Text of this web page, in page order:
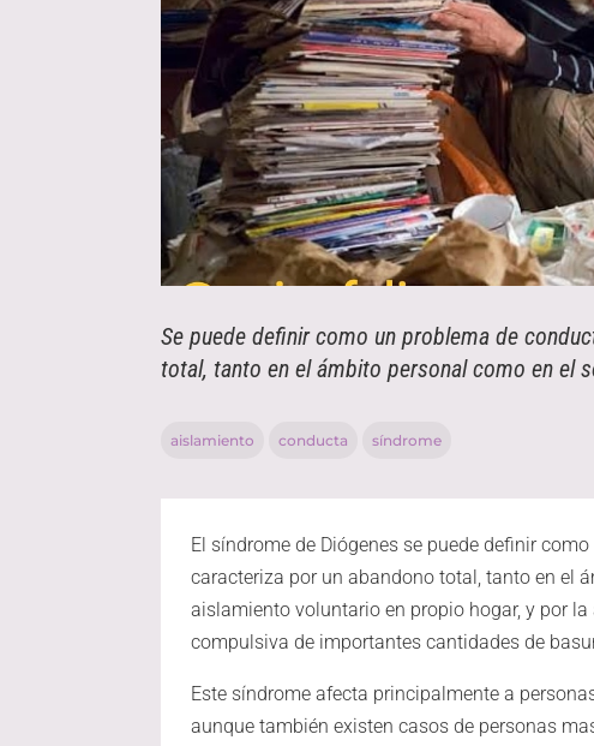
Se puede definir como un problema de
total, tanto en el ámbito personal como en el
aislamiento conducta síndrome
El síndrome de Diógenes se puede definir
caracteriza por un abandono total, tanto en el
aislamiento voluntario en propio hogar, y por
compulsiva de importantes cantidades de
Este síndrome afecta principalmente a
aunque también existen casos de personas